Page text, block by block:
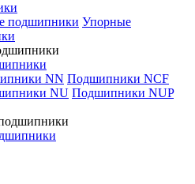
подшипники Упорные
NN Подшипники NCF
NU Подшипники NUP